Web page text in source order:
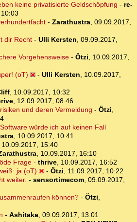
keine privatisierte Geldschöpfung - re-
- Zarathustra, 09.09.2017,
dir Recht- Ulli Kersten, 09.09.2017,
Vorgehensweise- Ötzi, 10.09.2017,
(oT)
- Ulli Kersten, 10.09.2017,
, 10.09.2017, 10:32
, 12.09.2017, 08:46
und deren Vermeidung - Ötzi,
würde ich auf keinen Fall
, 10.09.2017, 10:41
10.09.2017, 15:40
, 10.09.2017, 16:10
Frage- thrive, 10.09.2017, 16:52
ja (oT)
- Ötzi, 11.09.2017, 10:22
weiter. - sensortimecom, 09.09.2017,
können?- Ötzi,
- Ashitaka, 09.09.2017, 13:01